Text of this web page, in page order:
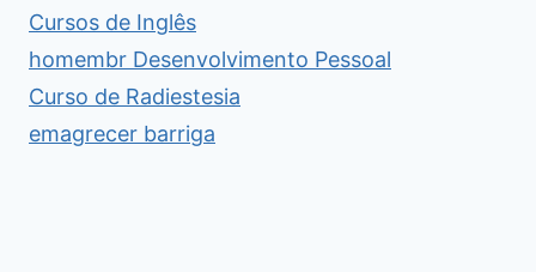
Cursos de Inglês
homembr Desenvolvimento Pessoal
Curso de Radiestesia
emagrecer barriga